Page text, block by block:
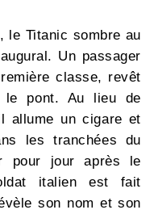
le Titanic sombre au
Un passager
classe, revêt
le pont. Au lieu de
allume un cigare et
les tranchées du
pour jour après le
italien est fait
son nom et son